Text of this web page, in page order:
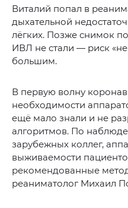
Виталий попал в
дыхательной
лёгких. Позже снимок
ИВЛ не стали — риск
большим.
В первую волну
необходимости
ещё мало знали и не
алгоритмов. По
зарубежных коллег,
выживаемости
рекомендованные
реаниматолог Михаил